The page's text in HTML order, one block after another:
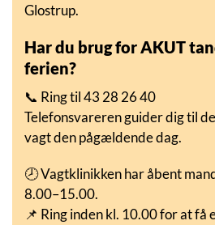
Glostrup.
Har du brug for AKUT
ferien?
📞 Ring til 43 28 26 40
Telefonsvareren guider dig til
vagt den pågældende dag.
🕗 Vagtklinikken har åbent
8.00–15.00.
📌 Ring inden kl. 10.00 for at få